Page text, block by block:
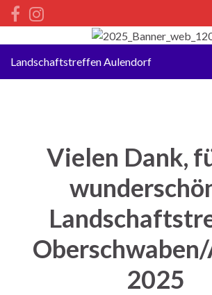
Landschaftstreffen Aulendorf
Vielen Dank,
2025